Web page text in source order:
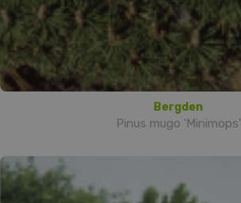
Bergden
Pinus mugo 'Minimops'